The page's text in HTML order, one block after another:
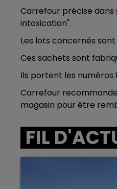
LE
Carrefour précise dans
intoxication".
Les lots concernés
Ces sachets sont
Ils portent les numéros
Carrefour
magasin pour être
FIL